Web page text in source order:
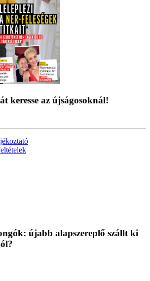
keresse az újságosoknál!
újabb alapszereplő szállt ki